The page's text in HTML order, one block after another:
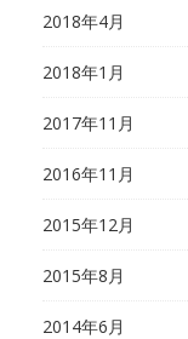
2018年4月
2018年1月
2017年11月
2016年11月
2015年12月
2015年8月
2014年6月